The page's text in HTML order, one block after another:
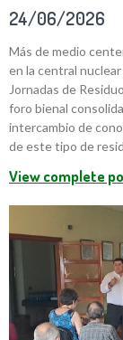
24/06/2026
Más de medio
en la central
Jornadas de
foro bienal
intercambio de
de este tipo de
View complete